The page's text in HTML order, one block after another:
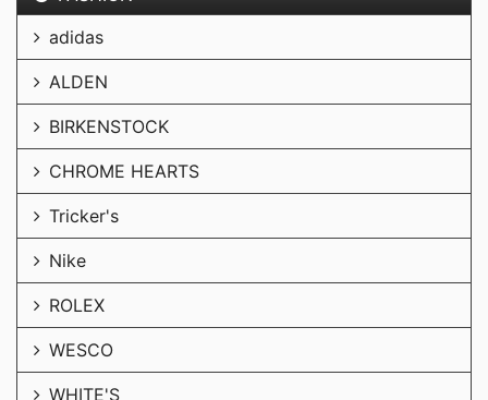
adidas
ALDEN
BIRKENSTOCK
CHROME HEARTS
Tricker's
Nike
ROLEX
WESCO
WHITE'S